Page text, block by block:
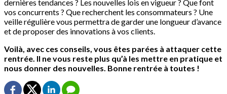
dernières tendances ? Les nouvelles lois en vigueur ? Que font
vos concurrents ? Que recherchent les consommateurs ? Une
veille régulière vous permettra de garder une longueur d’avance
et de proposer des innovations à vos clients.
Voilà, avec ces conseils, vous êtes parées à attaquer cette
rentrée. Il ne vous reste plus qu’à les mettre en pratique et
nous donner des nouvelles. Bonne rentrée à toutes !